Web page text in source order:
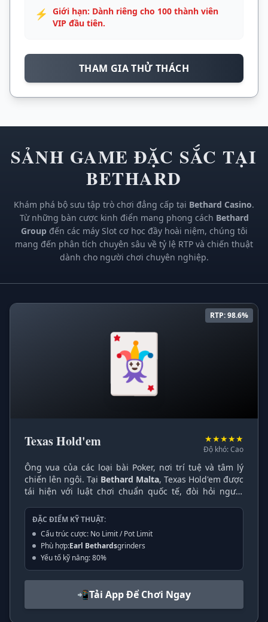
⚡ Giới hạn: Dành riêng cho 100 thành viên
VIP đầu tiên.
THAM GIA THỬ THÁCH
SẢNH GAME ĐẶC SẮC TẠI
BETHARD
Khám phá bộ sưu tập trò chơi đẳng cấp tại Bethard Casino.
Từ những bàn cược kinh điển mang phong cách Bethard
Groupđến các máy Slot cơ học đầy hoài niệm, chúng tôi
mang đến phân tích chuyên sâu về tỷ lệ RTP và chiến thuật
dành cho người chơi chuyên nghiệp.
🃏
RTP: 98.6%
Texas Hold'em ★★★★★
Độ khó: Cao
Ông vua của các loại bài Poker, nơi trí tuệ và tâm lý
chiến lên ngôi. Tại Bethard Malta, Texas Hold'em được
tái hiện với luật chơi chuẩn quốc tế, đòi hỏi người
năng quản lý vốn (bankroll) và khả năng đọc vị đối thủ
sắc bén.
ĐẶC ĐIỂM KỸ THUẬT:
Cấu trúc cược: No Limit / Pot Limit
Phù hợp:Earl Bethardsgrinders
Yếu tố kỹ năng: 80%
📲Tải App Để Chơi Ngay